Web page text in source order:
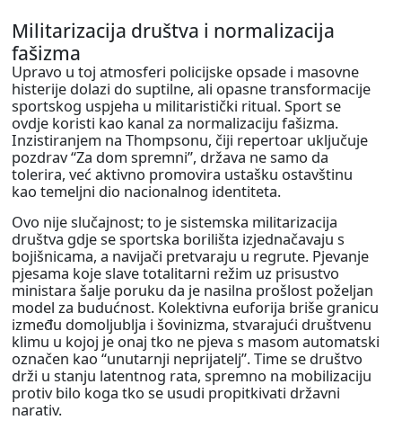
Militarizacija društva i normalizacija
fašizma
Upravo u toj atmosferi policijske opsade i masovne
histerije dolazi do suptilne, ali opasne transformacije
sportskog uspjeha u militaristički ritual. Sport se
ovdje koristi kao kanal za normalizaciju fašizma.
Inzistiranjem na Thompsonu, čiji repertoar uključuje
pozdrav “Za dom spremni”, država ne samo da
tolerira, već aktivno promovira ustašku ostavštinu
kao temeljni dio nacionalnog identiteta.
Ovo nije slučajnost; to je sistemska militarizacija
društva gdje se sportska borilišta izjednačavaju s
bojišnicama, a navijači pretvaraju u regrute. Pjevanje
pjesama koje slave totalitarni režim uz prisustvo
ministara šalje poruku da je nasilna prošlost poželjan
model za budućnost. Kolektivna euforija briše granicu
između domoljublja i šovinizma, stvarajući društvenu
klimu u kojoj je onaj tko ne pjeva s masom automatski
označen kao “unutarnji neprijatelj”. Time se društvo
drži u stanju latentnog rata, spremno na mobilizaciju
protiv bilo koga tko se usudi propitkivati državni
narativ.